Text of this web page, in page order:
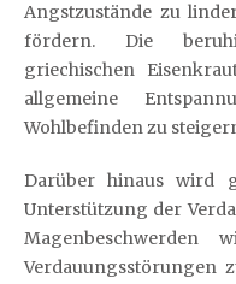
Angstzustände zu
fördern. Die
griechischen
allgemeine
Wohlbefinden zu
Darüber hinaus wird
Unterstützung der
Magenbeschwerden
Verdauungsstörungen